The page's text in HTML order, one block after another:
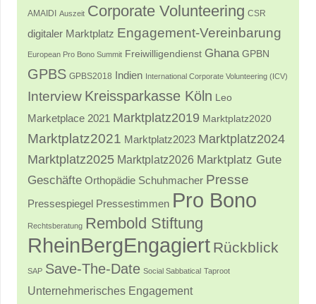
AMAIDI Auszeit Corporate Volunteering CSR
digitaler Marktplatz Engagement-Vereinbarung
European Pro Bono Summit Freiwilligendienst Ghana GPBN
GPBS GPBS2018 Indien International Corporate Volunteering (ICV)
Interview Kreissparkasse Köln Leo
Marketplace 2021 Marktplatz2019 Marktplatz2020
Marktplatz2021 Marktplatz2023 Marktplatz2024
Marktplatz2025 Marktplatz2026 Marktplatz Gute
Geschäfte Orthopädie Schuhmacher Presse
Pressespiegel Pressestimmen Pro Bono
Rechtsberatung Rembold Stiftung
RheinBergEngagiert Rückblick
SAP Save-The-Date Social Sabbatical Taproot
Unternehmerisches Engagement